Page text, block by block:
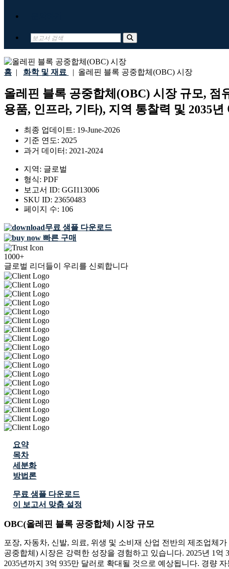
홈 | 화학 및 재료 | 올레핀 블록 공중합체(OBC) 시장
올레핀 블록 공중합체(OBC) 시장 규모, 점
용품, 인프라, 기타), 지역 통찰력 및 2035년
최종 업데이트: 19-June-2026
기준 연도: 2025
과거 데이터: 2021-2024
지역: 글로벌
형식: PDF
보고서 ID: GGI113006
SKU ID: 23650483
페이지 수: 106
무료 샘플 다운로드
빠른 구매
1000+
글로벌 리더들이 우리를 신뢰합니다
요약
목차
세분화
방법론
무료 샘플 다운로드
이 보고서 맞춤 설정
OBC(올레핀 블록 공중합체) 시장 규모
포장, 자동차, 신발, 의료, 위생 및 소비재 산업 전반의 제조업체
공중합체) 시장은 강력한 성장을 경험하고 있습니다. 2025년 1억
2035년까지 3억 935만 달러로 확대될 것으로 예상됩니다. 경량